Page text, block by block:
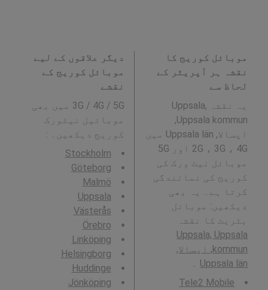
موبائل کوریج کا
نقشہ ہر آپریٹر کے
لحاظ سے
یہ نقشہ Uppsala,
Uppsala kommun,
اپسالا, Uppsala län میں
2G ، 3G ، 4G اور 5G
موبائل نیٹ ورک کی
کوریج کی نمائندگی
کرتا ہے۔ یہ بھی
دیکھیں: موبائل
بٹریٹ کا نقشہ
Uppsala, Uppsala
kommun, اپسالا,
Uppsala län
Tele2 Mobile
دیگر علاقوں کے لیے
موبائل کوریج کے
نقشے
3G / 4G / 5G میں بھی
موبائیل نیٹورک
کوریج دیکھیں۔ :
Stockholm
Göteborg
Malmö
Uppsala
Västerås
Örebro
Linköping
Helsingborg
Huddinge
Jönköping